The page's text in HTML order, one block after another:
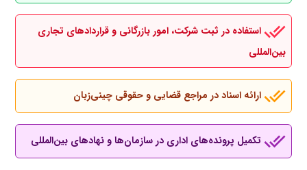
استفاده در ثبت شرکت، امور بازرگانی و قراردادهای تجاری
بین‌المللی
ارائه اسناد در مراجع قضایی و حقوقی چینی‌زبان
تکمیل پرونده‌های اداری در سازمان‌ها و نهادهای بین‌المللی